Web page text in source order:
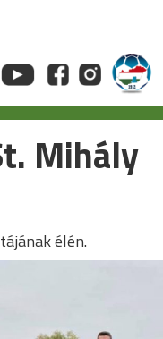
Mihály
élén.